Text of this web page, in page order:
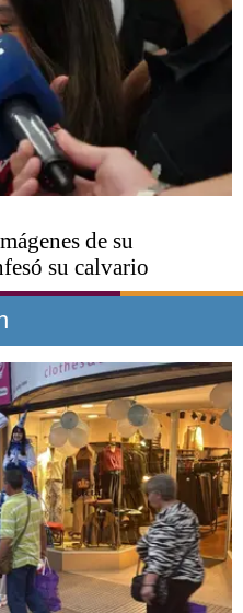
de su
su calvario